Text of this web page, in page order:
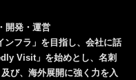
開発・運営
フラ」を目指し、会社に話
Visit」を始めとし、名刺
び、海外展開に強く力を入